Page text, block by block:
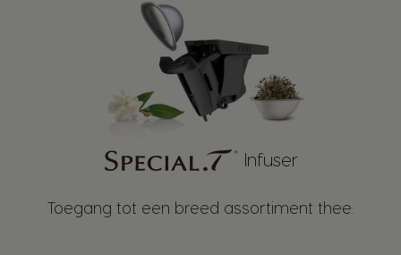
Infuser
Toegang tot een breed assortiment thee.